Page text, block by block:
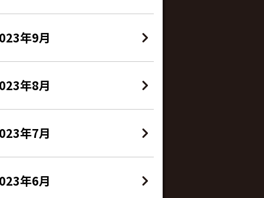
年9月
年8月
年7月
年6月